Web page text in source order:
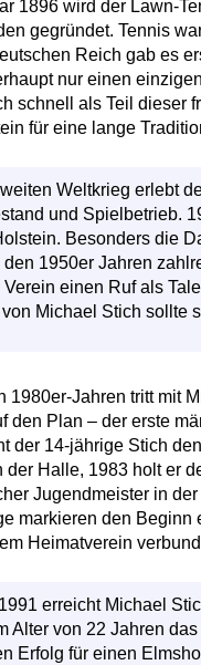
1896 wird der Lawn-
gegründet. Tennis
Reich gab es
nur einen
schnell als Teil dieser
für eine lange
Weltkrieg erlebt
und Spielbetrieb.
Besonders die
1950er Jahren
einen Ruf als
Michael Stich sollte
1980er-Jahren tritt mit
den Plan – der erste
der 14-jährige Stich
der Halle, 1983 holt er
Jugendmeister in
markieren den
Heimatverein
erreicht Michael
Alter von 22 Jahren
Erfolg für einen